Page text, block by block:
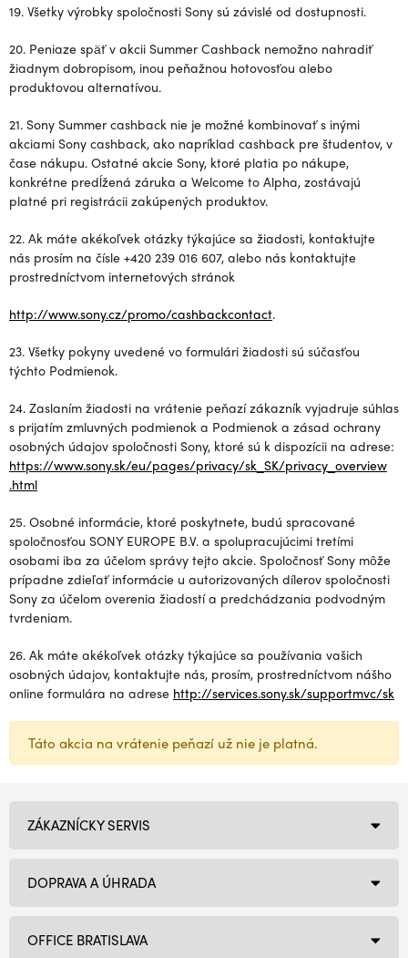
19. Všetky výrobky spoločnosti Sony sú závislé od dostupnosti.
20. Peniaze späť v akcii Summer Cashback nemožno nahradiť
žiadnym dobropisom, inou peňažnou hotovosťou alebo
produktovou alternatívou.
21. Sony Summer cashback nie je možné kombinovať s inými
akciami Sony cashback, ako napríklad cashback pre študentov, v
čase nákupu. Ostatné akcie Sony, ktoré platia po nákupe,
konkrétne predĺžená záruka a Welcome to Alpha, zostávajú
platné pri registrácii zakúpených produktov.
22. Ak máte akékoľvek otázky týkajúce sa žiadosti, kontaktujte
nás prosím na čísle +420 239 016 607, alebo nás kontaktujte
prostredníctvom internetových stránok
http://www.sony.cz/promo/cashbackcontact.
23. Všetky pokyny uvedené vo formulári žiadosti sú súčasťou
týchto Podmienok.
24. Zaslaním žiadosti na vrátenie peňazí zákazník vyjadruje súhlas
s prijatím zmluvných podmienok a Podmienok a zásad ochrany
osobných údajov spoločnosti Sony, ktoré sú k dispozícii na adrese:
https://www.sony.sk/eu/pages/privacy/sk_SK/privacy_overview
.html
25. Osobné informácie, ktoré poskytnete, budú spracované
spoločnosťou SONY EUROPE B.V. a spolupracujúcimi tretími
osobami iba za účelom správy tejto akcie. Spoločnosť Sony môže
prípadne zdieľať informácie u autorizovaných dílerov spoločnosti
Sony za účelom overenia žiadostí a predchádzania podvodným
tvrdeniam.
26. Ak máte akékoľvek otázky týkajúce sa používania vašich
osobných údajov, kontaktujte nás, prosím, prostredníctvom nášho
online formulára na adrese http://services.sony.sk/supportmvc/sk
Táto akcia na vrátenie peňazí už nie je platná.
OFFICE BRATISLAVA
ZÁKAZNÍCKY SERVIS
DOPRAVA A ÚHRADA